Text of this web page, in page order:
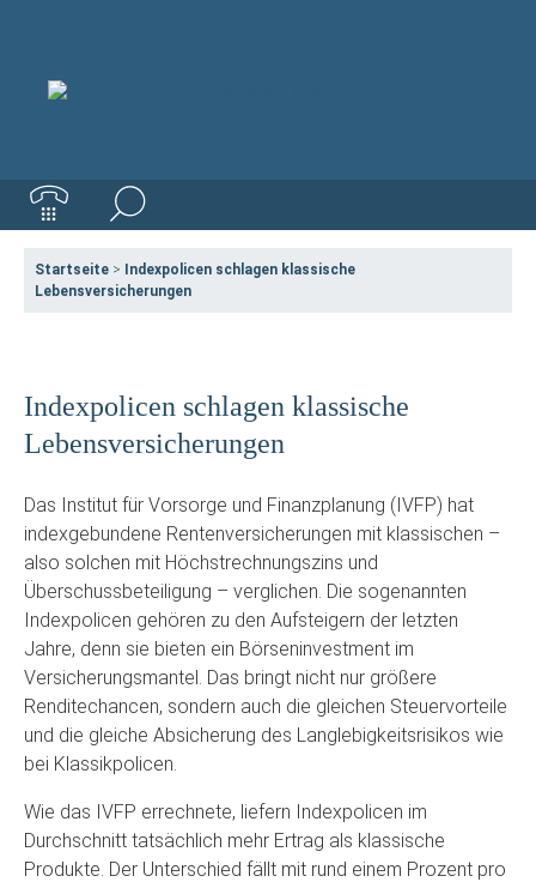
Startseite >
Indexpolicen schlagen klassische
Lebensversicherungen
Indexpolicen schlagen klassische
Lebensversicherungen
Das Institut für Vorsorge und Finanzplanung (IVFP) hat
indexgebundene Rentenversicherungen mit klassischen –
also solchen mit Höchstrechnungszins und
Überschussbeteiligung – verglichen. Die sogenannten
Indexpolicen gehören zu den Aufsteigern der letzten
Jahre, denn sie bieten ein Börseninvestment im
Versicherungsmantel. Das bringt nicht nur größere
Renditechancen, sondern auch die gleichen Steuervorteile
und die gleiche Absicherung des Langlebigkeitsrisikos wie
bei Klassikpolicen.
Wie das IVFP errechnete, liefern Indexpolicen im
Durchschnitt tatsächlich mehr Ertrag als klassische
Produkte. Der Unterschied fällt mit rund einem Prozent pro